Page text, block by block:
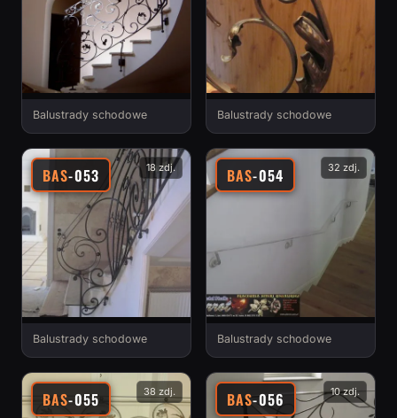
Balustrady schodowe Balustrady schodowe
BAS-053 18 zdj.
Balustrady schodowe
BAS-054 32 zdj.
Balustrady schodowe
BAS-055 38 zdj. BAS-056 10 zdj.